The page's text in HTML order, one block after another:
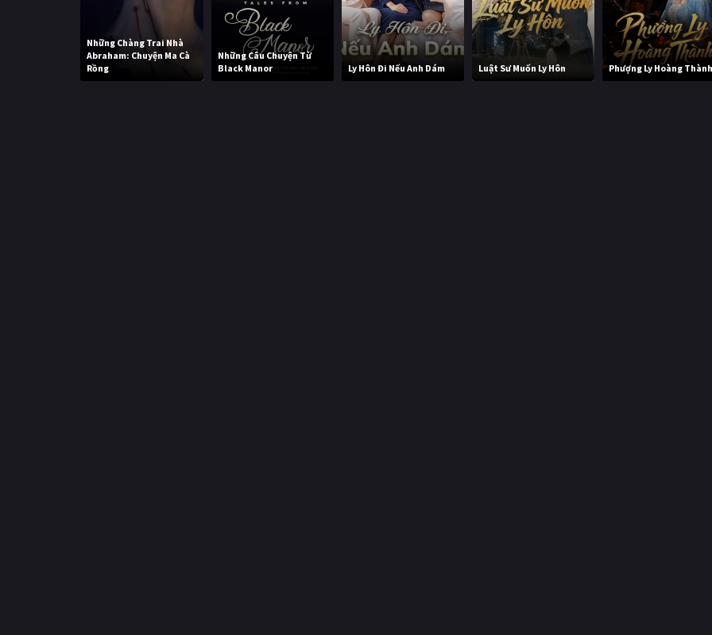
Những Chàng Trai Nhà
Abraham: Chuyện Ma Cà
Rồng
Những Câu Chuyện Từ
Black Manor
Ly Hôn Đi Nếu Anh Dám Luật Sư Muốn Ly Hôn Phượng Ly Hoàng